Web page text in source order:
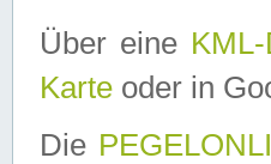
Über eine
Karte oder in
Die